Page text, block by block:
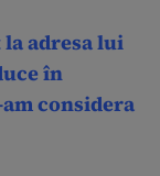
adresa lui
în
considera